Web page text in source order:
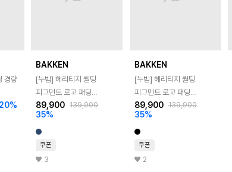
경량
20%
BAKKEN
[누빔] 헤리티지 퀄팅
피그먼트 로고 패딩
후드집업 BK7834_네이비
89,900 139,900
35%
쿠폰
3
BAKKEN
[누빔] 헤리티지 퀄팅
피그먼트 로고 패딩
후드집업 BK7834_블랙
89,900 139,900
35%
쿠폰
2